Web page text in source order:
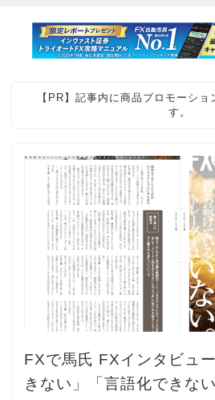
【PR】記事内に商品プロモーショ
す。
FXで馬氏 FXインタビュ
きない」「言語化できな